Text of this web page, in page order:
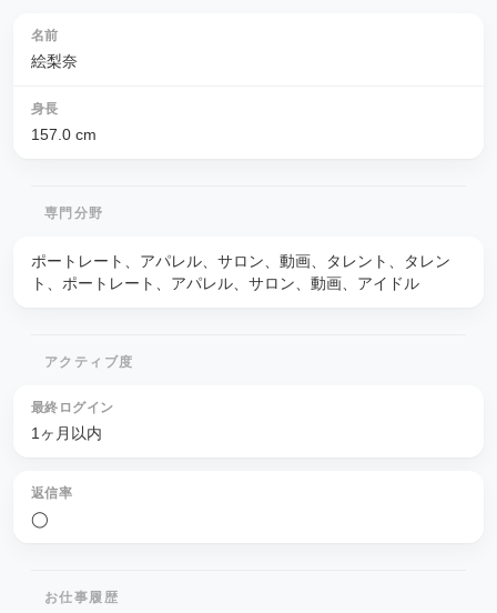
名前
絵梨奈
身長
157.0 cm
専門分野
ポートレート、アパレル、サロン、動画、タレント、タレン
ト、ポートレート、アパレル、サロン、動画、アイドル
アクティブ度
最終ログイン
1ヶ月以内
返信率
◯
お仕事履歴